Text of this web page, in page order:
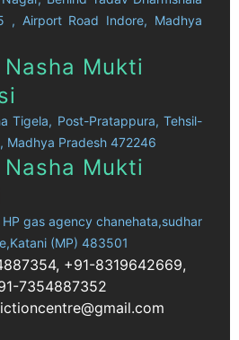
Airport Road Indore, Madhya
Mukti
Tigela, Post-Pratappura, Tehsil-
Madhya Pradesh 472246
Mukti
gas agency chanehata,sudhar
(MP) 483501
+91-8319642669,
7354887352